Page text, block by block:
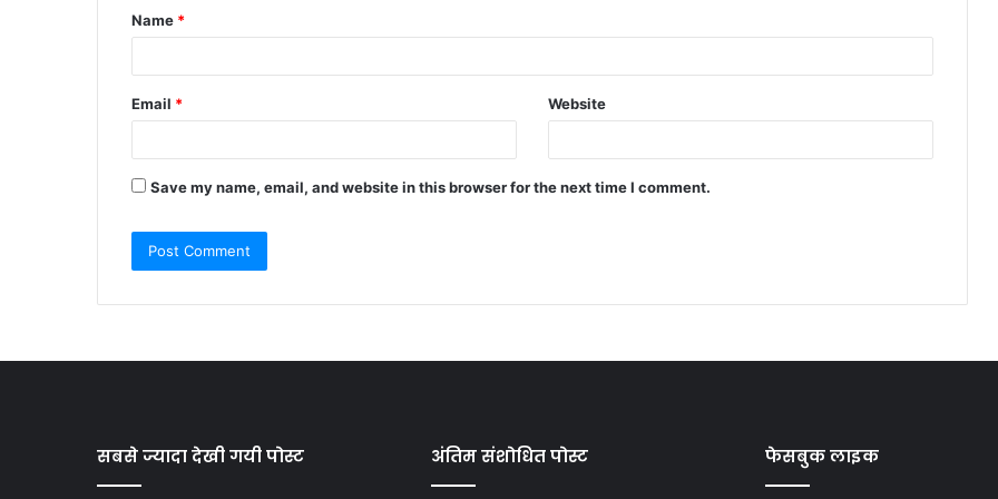
*
Name *
Email * Website
Save my name, email, and website in this browser for the next time I comment.
सबसे ज्यादा देखी गयी पोस्ट अंतिम संशोधित पोस्ट फेसबुक लाइक